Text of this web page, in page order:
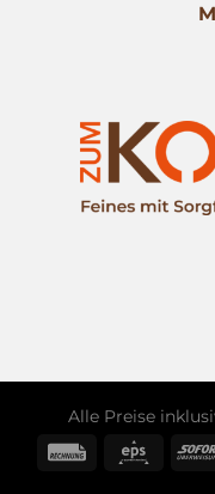
Alle Preise